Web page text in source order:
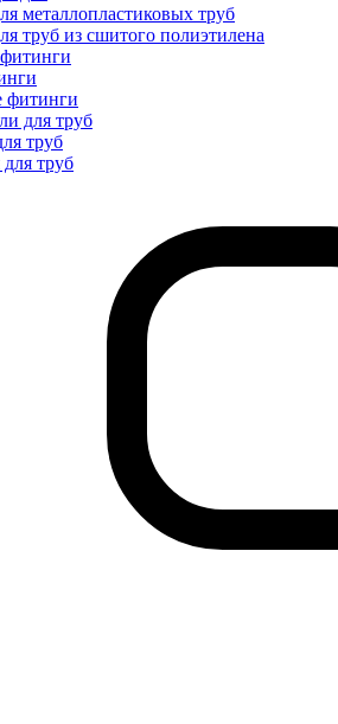
металлопластиковых труб
труб из сшитого полиэтилена
для труб
труб
труб